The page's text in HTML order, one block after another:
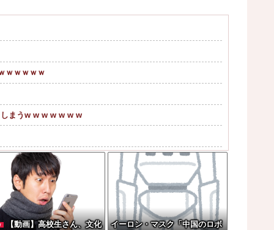
【日向坂46】運動神経良い人と悪い人の対比をご覧ください...
韓国人「韓国人が日本のラーメンについて勘違いしていること...
ｗｗｗｗｗ
しまうw w w w w w w
い奴確定らしい←お前らは勿論わかるよな？？...
法定速度絶対遵守マン」
り←なんかどっかで見たことあると話題に
【動画】高校生さん、文化 イーロン・マスク「中国のロボ